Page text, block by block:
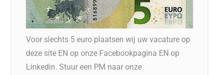
Voor slechts 5 euro plaatsen wij uw vacature op
deze site EN op onze Facebookpagina EN op
Linkedin. Stuur een PM naar onze